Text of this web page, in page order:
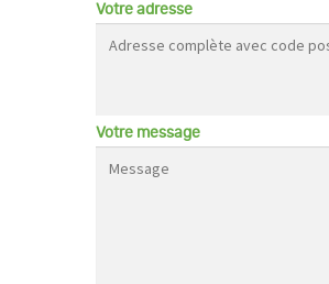
Votre adresse
Votre message